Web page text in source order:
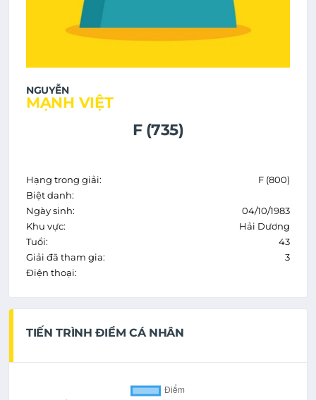
NGUYỄN
MẠNH VIỆT
F (735)
Hạng trong giải:
F (800)
Biệt danh:
Ngày sinh:
04/10/1983
Khu vực:
Hải Dương
Tuổi:
43
Giải đã tham gia:
3
Điện thoại:
TIẾN TRÌNH ĐIỂM CÁ NHÂN